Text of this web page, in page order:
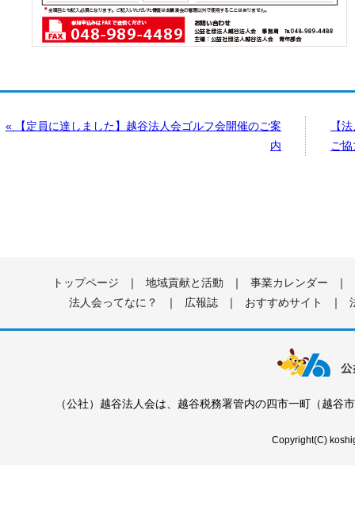
« 【定員に達しました】越谷法人会ゴルフ会開催のご案
内
【
ご
トップページ ｜ 地域貢献と活動 ｜ 事業カレンダー
｜
法人会ってなに？
｜ 広報誌 ｜ おすすめサイト ｜
（公社）越谷法人会は、越谷税務署管内の四市一町（越
Copyright(C)